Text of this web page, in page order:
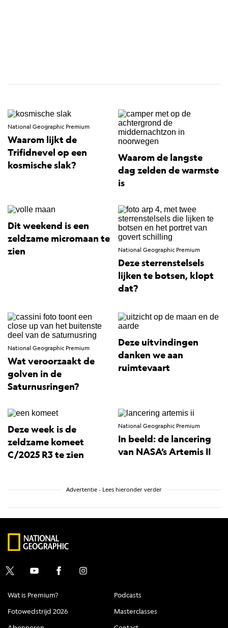
National Geographic Premium
Waarom lijkt de
Trifidnevel op een
kosmische slak?
Waarom de langste
dag zelden de warmste
is
Dit weekend is een
zeldzame micromaan te
zien
National Geographic Premium
Deze sterrenstelsels
lijken te botsen, klopt
dat?
National Geographic Premium
Wat veroorzaakt de
golven in de
Saturnusringen?
Deze uitvindingen
danken we aan
ruimtevaart
Deze week is de
zeldzame komeet
C/2025 R3 te zien
National Geographic Premium
In beeld: de lancering
van NASA’s Artemis II
Advertentie - Lees hieronder verder
Wat is Premium?
Podcasts
Fotowedstrijd 2026
Masterclasses